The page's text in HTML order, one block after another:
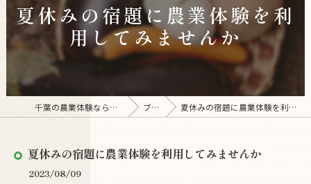
夏休みの宿題に農業体験を利
用してみませんか
千葉の農業体験ならK's Garden Lab ブログ 夏休みの宿題に農業体験を利用してみませんか
夏休みの宿題に農業体験を利用してみませんか
2023/08/09